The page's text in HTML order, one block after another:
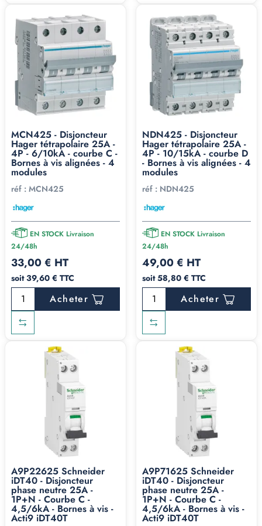
MCN425 - Disjoncteur
Hager tétrapolaire 25A -
4P - 6/10kA - courbe C -
Bornes à vis alignées - 4
modules
réf : MCN425
EN STOCK Livraison
24/48h
33,00 € HT
soit 39,60 € TTC
Acheter
NDN425 - Disjoncteur
Hager tétrapolaire 25A -
4P - 10/15kA - courbe D
- Bornes à vis alignées - 4
modules
réf : NDN425
EN STOCK Livraison
24/48h
49,00 € HT
soit 58,80 € TTC
Acheter
A9P22625 Schneider
iDT40 - Disjoncteur
phase neutre 25A -
1P+N - Courbe C -
4,5/6kA - Bornes à vis -
Acti9 iDT40T
A9P71625 Schneider
iDT40 - Disjoncteur
phase neutre 25A -
1P+N - Courbe C -
4,5/6kA - Bornes à vis -
Acti9 iDT40T